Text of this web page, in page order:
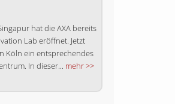
hat die AXA bereits
Lab eröffnet. Jetzt
Köln ein entsprechendes
In dieser... mehr >>